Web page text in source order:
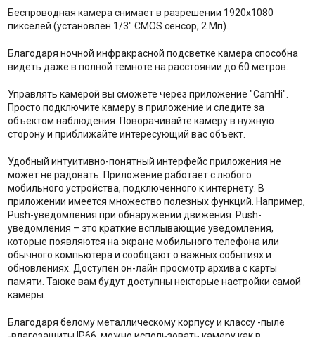
Беспроводная камера снимает в разрешении 1920х1080
пикселей (установлен 1/3" CMOS сенсор, 2 Мп).
Благодаря ночной инфракрасной подсветке камера способна
видеть даже в полной темноте на расстоянии до 60 метров.
Управлять камерой вы сможете через приложение "CamHi".
Просто подключите камеру в приложение и следите за
объектом наблюдения. Поворачивайте камеру в нужную
сторону и приближайте интересующий вас объект.
Удобный интуитивно-понятный интерфейс приложения не
может не радовать. Приложение работает с любого
мобильного устройства, подключенного к интернету. В
приложении имеется множество полезных функций. Например,
Push-уведомления при обнаружении движения. Push-
уведомления – это краткие всплывающие уведомления,
которые появляются на экране мобильного телефона или
обычного компьютера и сообщают о важных событиях и
обновлениях. Доступен он-лайн просмотр архива с карты
памяти. Также вам будут доступны некторые настройки самой
камеры.
Благодаря белому металлическому корпусу и классу -пыле